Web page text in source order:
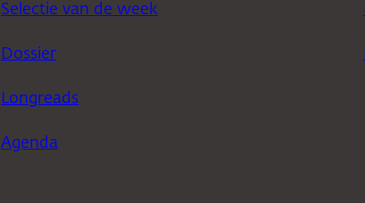
Selectie van de week
Dossier
Longreads
Agenda